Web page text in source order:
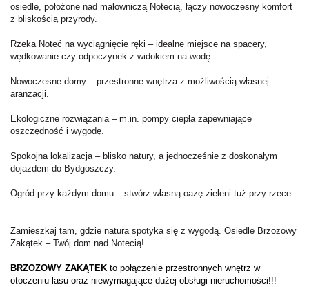
osiedle, położone nad malowniczą Notecią, łączy nowoczesny komfort
z bliskością przyrody.
Rzeka Noteć na wyciągnięcie ręki – idealne miejsce na spacery,
wędkowanie czy odpoczynek z widokiem na wodę.
Nowoczesne domy – przestronne wnętrza z możliwością własnej
aranżacji.
Ekologiczne rozwiązania – m.in. pompy ciepła zapewniające
oszczędność i wygodę.
Spokojna lokalizacja – blisko natury, a jednocześnie z doskonałym
dojazdem do Bydgoszczy.
Ogród przy każdym domu – stwórz własną oazę zieleni tuż przy rzece.
Zamieszkaj tam, gdzie natura spotyka się z wygodą. Osiedle Brzozowy
Zakątek – Twój dom nad Notecią!
BRZOZOWY ZAKĄTEK to połączenie przestronnych wnętrz w
otoczeniu lasu oraz niewymagające dużej obsługi nieruchomości!!!